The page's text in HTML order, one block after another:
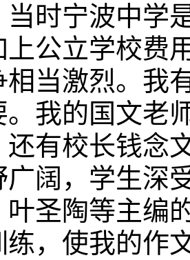
当时宁波中学
上公立学校费
相当激烈。我
。我的国文老
还有校长钱念
广阔，学生深
叶圣陶等主编
练，使我的作